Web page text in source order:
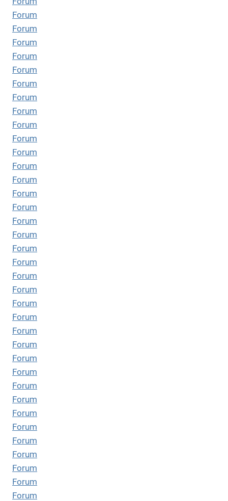
Forum
Forum
Forum
Forum
Forum
Forum
Forum
Forum
Forum
Forum
Forum
Forum
Forum
Forum
Forum
Forum
Forum
Forum
Forum
Forum
Forum
Forum
Forum
Forum
Forum
Forum
Forum
Forum
Forum
Forum
Forum
Forum
Forum
Forum
Forum
Forum